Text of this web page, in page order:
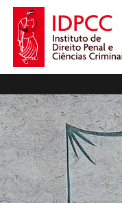
Skip
content
IDPCC
Instituto de Direito